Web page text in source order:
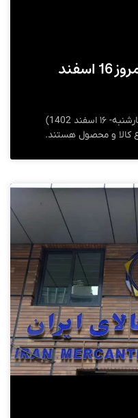
جدول عرضه بورس کالا امروز 16 اسفند
تالارهای بورس کالای ایران امروز (چهارشنبه- ۱۶ اسفند 1402)